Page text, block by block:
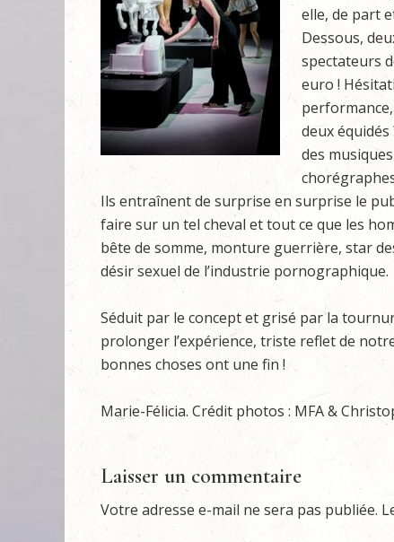
elle, de part
Dessous,
spectateurs
euro !
deux équidés
des
Ils entraînent de surprise en surprise le
faire sur un tel cheval et tout ce que les
bête de somme, monture guerrière, star
désir sexuel de l’industrie pornographique.
Séduit par le concept et grisé par la
prolonger l’expérience, triste reflet de
bonnes choses ont une fin !
Marie-Félicia. Crédit photos : MFA &
Laisser un commentaire
Votre adresse e-mail ne sera pas publiée.